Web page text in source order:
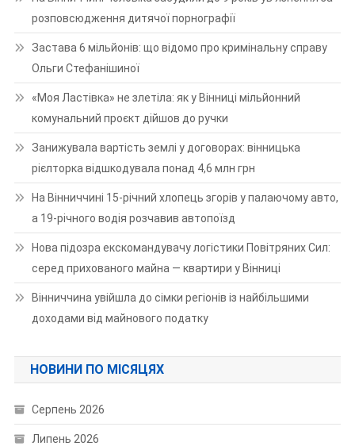
розповсюдження дитячої порнографії
Застава 6 мільйонів: що відомо про кримінальну справу
Ольги Стефанішиної
«Моя Ластівка» не злетіла: як у Вінниці мільйонний
комунальний проєкт дійшов до ручки
Занижувала вартість землі у договорах: вінницька
рієлторка відшкодувала понад 4,6 млн грн
На Вінниччині 15-річний хлопець згорів у палаючому авто,
а 19-річного водія розчавив автопоїзд
Нова підозра екскомандувачу логістики Повітряних Сил:
серед прихованого майна — квартири у Вінниці
Вінниччина увійшла до сімки регіонів із найбільшими
доходами від майнового податку
НОВИНИ ПО МІСЯЦЯХ
Серпень 2026
Липень 2026